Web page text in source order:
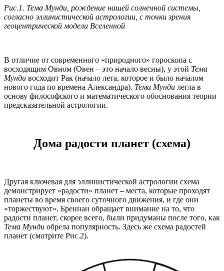
Рис.1. Тема Мунди, рождение нашей солнечной системы,
согласно эллинистической астрологии, с точки зрения
геоцентрической модели Вселенной
В отличие от современного «природного» гороскопа с
восходящим Овном (Овен – это начало весны), у этой Тема
Мунди восходит Рак (начало лета, которое и было началом
нового года по времена Александра). Тема Мунди легла в
основу философского и математического обоснования теории
предсказательной астрологии.
Дома радости планет (схема)
Другая ключевая для эллинистической астрологии схема
демонстрирует «радости» планет – места, которые проходят
планеты во время своего суточного движения, и где они
«торжествуют». Бреннан обращает внимание на то, что
радости планет, скорее всего, были придуманы после того, как
Тема Мунди обрела популярность. Здесь же схема радостей
планет (смотрите Рис.2).